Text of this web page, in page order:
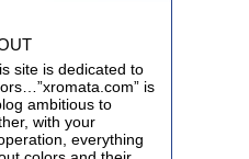
site is dedicated to
is
ambitious to
with your
everything